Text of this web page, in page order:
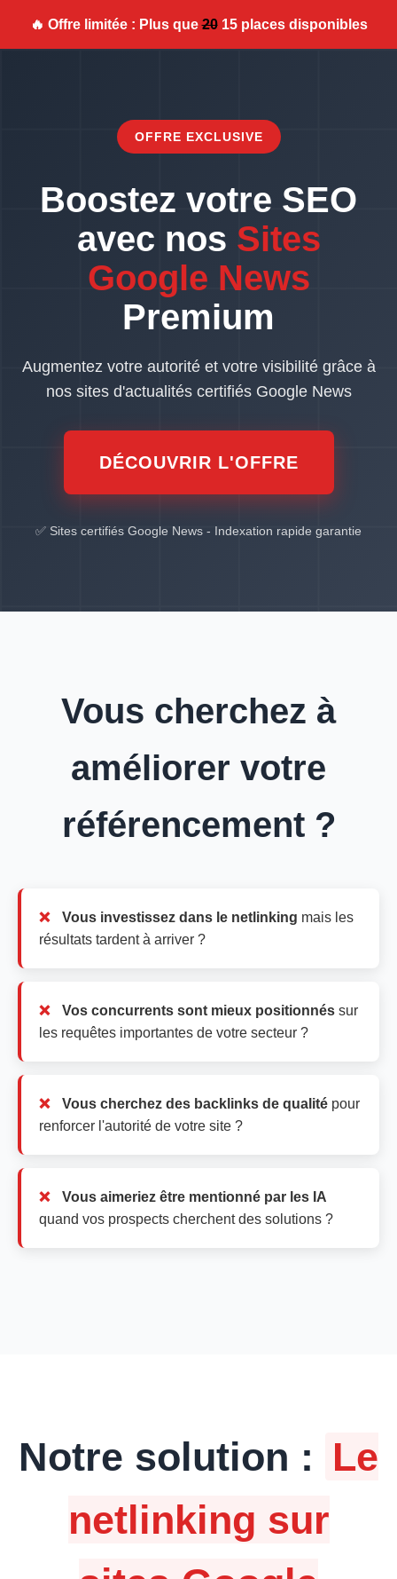
🔥 Offre limitée : Plus que2015 places disponibles
OFFRE EXCLUSIVE
Boostez votre SEO
avec nos Sites
Google News
Premium
Augmentez votre autorité et votre visibilité grâce à
nos sites d'actualités certifiés Google News
DÉCOUVRIR L'OFFRE
✅ Sites certifiés Google News - Indexation rapide garantie
Vous cherchez à
améliorer votre
référencement ?
Vous investissez dans le netlinking mais les
résultats tardent à arriver ?
Vos concurrents sont mieux positionnés sur
les requêtes importantes de votre secteur ?
Vous cherchez des backlinks de qualité pour
renforcer l'autorité de votre site ?
Vous aimeriez être mentionné par les IA
quand vos prospects cherchent des solutions ?
Notre solution : Le
netlinking sur